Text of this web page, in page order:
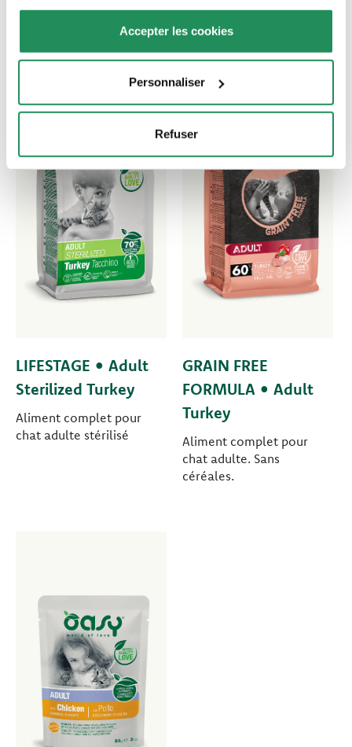
Accepter les cookies
Personnaliser
Refuser
LIFESTAGE • Adult
Sterilized Turkey
Aliment complet pour
chat adulte stérilisé
GRAIN FREE
FORMULA • Adult
Turkey
Aliment complet pour
chat adulte. Sans
céréales.